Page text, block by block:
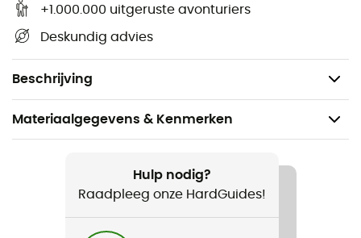
+1.000.000 uitgeruste avonturiers
Deskundig advies
Beschrijving
Elastische pols en elastische bevestigingslus aan
de pols
Materiaalgegevens & Kenmerken
Hulp nodig?
Raadpleeg onze HardGuides!